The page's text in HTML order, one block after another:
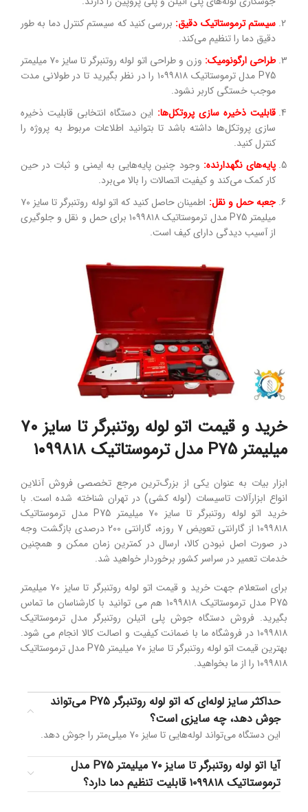
سیستم ترموستاتیک دقیق: بررسی کنید که سیستم کنترل دما به طور
دقیق دما را تنظیم می‌کند.
طراحی ارگونومیک:
وزن و طراحی اتو لوله روتنبرگر تا سایز ۷۰ میلیمتر
P75 مدل ترموستاتیک ۱۰۹۹۸۱۸ را در نظر بگیرید تا در طولانی مدت
موجب خستگی کاربر نشود.
قابلیت ذخیره سازی پروتکل‌ها: این دستگاه انتخابی قابلیت ذخیره
سازی پروتکل‌ها داشته باشد تا بتوانید اطلاعات مربوط به پروژه را
کنترل کنید.
پایه‌های نگهدارنده: وجود چنین پایه‌هایی به ایمنی و ثبات در حین
کار کمک می‌کند و کیفیت اتصالات را بالا می‌برد.
جعبه حمل و نقل:
اطمینان حاصل کنید که اتو لوله روتنبرگر تا سایز ۷۰
میلیمتر P75 مدل ترموستاتیک ۱۰۹۹۸۱۸ برای حمل و نقل و جلوگیری
از آسیب دیدگی دارای کیف است.
خرید و قیمت اتو لوله روتنبرگر تا سایز ۷۰
میلیمتر P75 مدل ترموستاتیک ۱۰۹۹۸۱۸
ابزار بیات به عنوان یکی از بزرگ‌ترین مرجع تخصصی فروش آنلاین
انواع ابزارآلات تاسیسات (لوله کشی) در تهران شناخته شده است. با
خرید اتو لوله روتنبرگر تا سایز ۷۰ میلیمتر P75 مدل ترموستاتیک
۱۰۹۹۸۱۸ از گارانتی تعویض 7 روزه، گارانتی 200 درصدی بازگشت وجه
در صورت اصل نبودن کالا، ارسال در کمترین زمان ممکن و همچنین
خدمات تعمیر در سراسر کشور برخوردار خواهید شد.
برای استعلام جهت خرید و قیمت اتو لوله روتنبرگر تا سایز ۷۰ میلیمتر
P75 مدل ترموستاتیک ۱۰۹۹۸۱۸ هم می توانید با کارشناسان ما تماس
بگیرید. فروش دستگاه جوش پلی اتیلن روتنبرگر مدل ترموستاتیک
۱۰۹۹۸۱۸ در فروشگاه ما با ضمانت کیفیت و اصالت کالا انجام می شود.
بهترین قیمت اتو لوله روتنبرگر تا سایز ۷۰ میلیمتر P75 مدل ترموستاتیک
۱۰۹۹۸۱۸ را از ما بخواهید.
حداکثر سایز لوله‌ای که اتو لوله روتنبرگر P75 می‌تواند
جوش دهد، چه سایزی است؟
این دستگاه می‌تواند لوله‌هایی تا سایز ۷۰ میلی‌متر را جوش دهد.
آیا اتو لوله روتنبرگر تا سایز ۷۰ میلیمتر P75 مدل
ترموستاتیک ۱۰۹۹۸۱۸ قابلیت تنظیم دما دارد؟